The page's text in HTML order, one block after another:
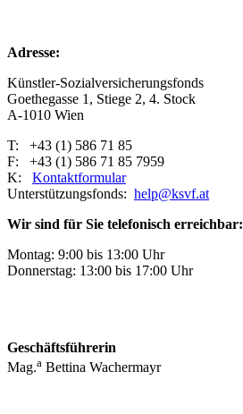
Adresse:
Künstler-Sozialversicherungsfonds
Goethegasse 1, Stiege 2, 4. Stock
A-1010 Wien
T: +43 (1) 586 71 85
F: +43 (1) 586 71 85 7959
K: Kontaktformular
Unterstützungsfonds: help@ksvf.at
Wir sind für Sie telefonisch erreichbar:
Montag: 9:00 bis 13:00 Uhr
Donnerstag: 13:00 bis 17:00 Uhr
Geschäftsführerin
Mag.a Bettina Wachermayr